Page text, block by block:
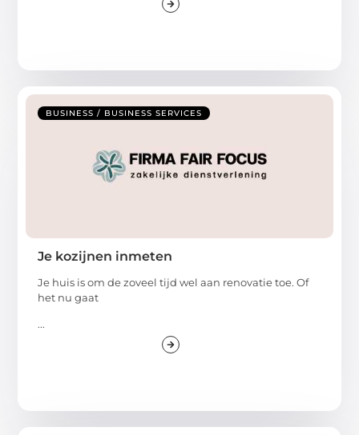
BUSINESS / BUSINESS SERVICES
Je kozijnen inmeten
Je huis is om de zoveel tijd wel aan renovatie toe. Of
het nu gaat
...